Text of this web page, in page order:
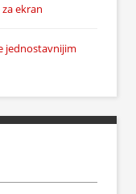
ekran
jednostavnijim